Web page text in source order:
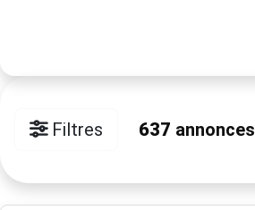
Filtres 637 annonces